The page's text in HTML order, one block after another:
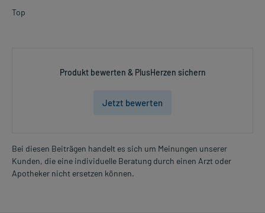
Top
Produkt bewerten & PlusHerzen sichern
Jetzt bewerten
Bei diesen Beiträgen handelt es sich um Meinungen unserer
Kunden, die eine individuelle Beratung durch einen Arzt oder
Apotheker nicht ersetzen können.